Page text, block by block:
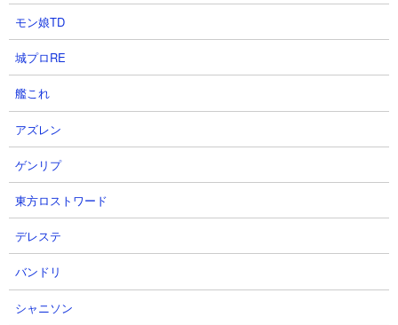
ることなく攻撃を繰り返して敵陣を蹂躙しています。
モン娘TD
城プロRE
艦これ
アズレン
ゲンリプ
東方ロストワード
デレステ
バンドリ
シャニソン